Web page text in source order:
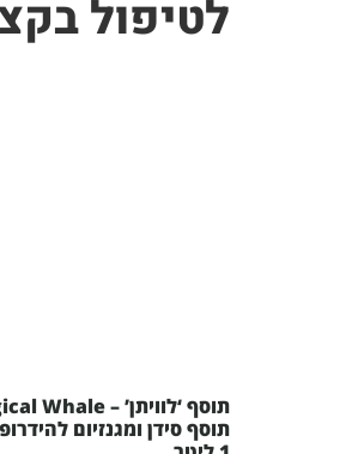
לטיפול
תוסף סידן ומגנזיום